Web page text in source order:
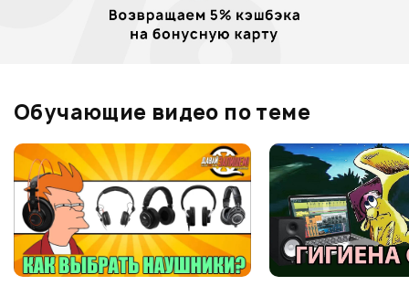
Обучающие видео по теме